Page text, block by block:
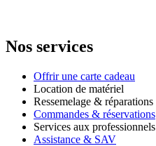
Nos services
Offrir une carte cadeau
Location de matériel
Ressemelage & réparations
Commandes & réservations
Services aux professionnels
Assistance & SAV